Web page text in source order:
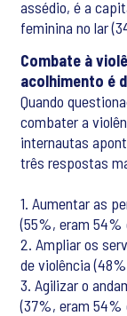
assédio, é a
feminina no lar
Combate à
acolhimento é
Quando
combater a
internautas
três respostas
1. Aumentar as
(55%, eram 54%
2. Ampliar os
de violência
3. Agilizar o
(37%, eram 54%